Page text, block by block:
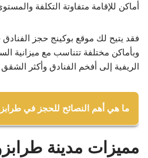
أماكن للإقامة متفاوتة التكلفة
فقد يتيح لك موقع بوكينج حجز
وبأماكن مختلفة تتناسب مع ميزانية
الريفية إلى أفخم الفنادق وأكثر
ما هي أهم النصائح للحجز في
بأفضل الأسعار مقارنة بالحجز في
مميزات مدينة